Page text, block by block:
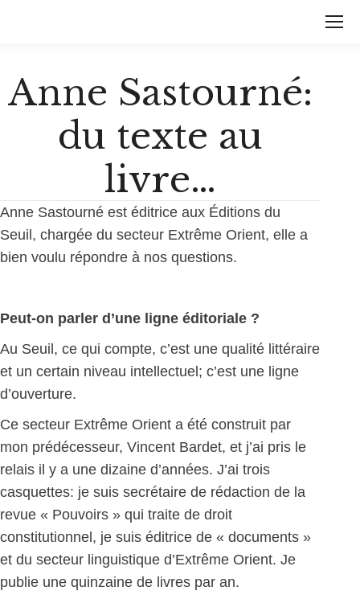
Anne Sastourné:
du texte au
livre…
Anne Sastourné est éditrice aux Éditions du
Seuil, chargée du secteur Extrême Orient, elle a
bien voulu répondre à nos questions.
Peut-on parler d’une ligne éditoriale ?
Au Seuil, ce qui compte, c’est une qualité littéraire
et un certain niveau intellectuel; c’est une ligne
d’ouverture.
Ce secteur Extrême Orient a été construit par
mon prédécesseur, Vincent Bardet, et j’ai pris le
relais il y a une dizaine d’années. J’ai trois
casquettes: je suis secrétaire de rédaction de la
revue « Pouvoirs » qui traite de droit
constitutionnel, je suis éditrice de « documents »
et du secteur linguistique d’Extrême Orient. Je
publie une quinzaine de livres par an.